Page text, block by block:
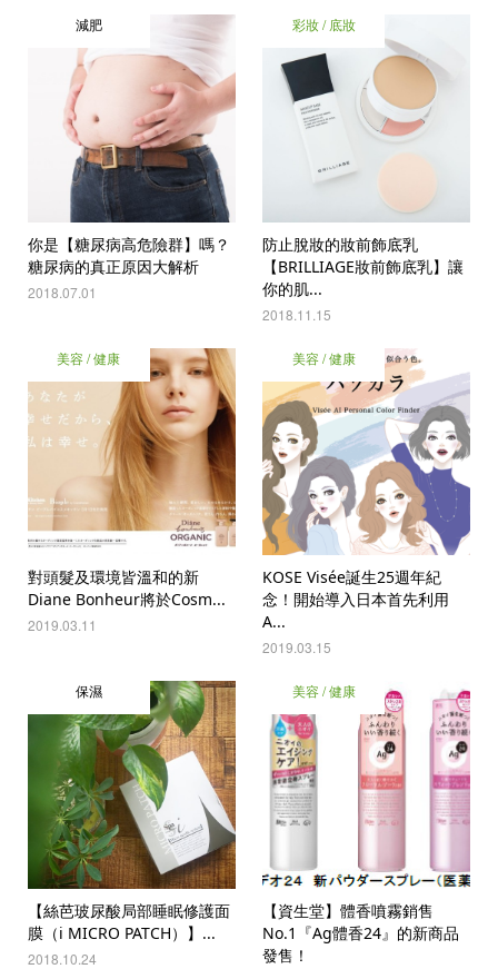
減肥
你是【糖尿病高危險群】嗎？
糖尿病的真正原因大解析
2018.07.01
彩妝 / 底妝
防止脫妝的妝前飾底乳
【BRILLIAGE妝前飾底乳】讓
你的肌...
2018.11.15
美容 / 健康
對頭髮及環境皆溫和的新
Diane Bonheur將於Cosm...
2019.03.11
美容 / 健康
KOSE Visée誕生25週年紀
念！開始導入日本首先利用
A...
2019.03.15
保濕
【絲芭玻尿酸局部睡眠修護面
膜（i MICRO PATCH）】...
2018.10.24
美容 / 健康
【資生堂】體香噴霧銷售
No.1『Ag體香24』的新商品
發售！